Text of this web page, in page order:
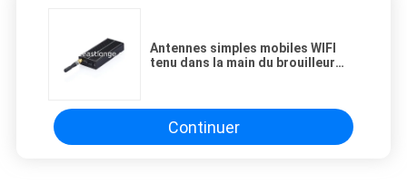
Antennes simples mobiles WIFI
tenu dans la main du brouilleur
Continuer